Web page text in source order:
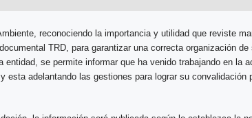
reconociendo la importancia y utilidad que reviste
TRD, para garantizar una correcta organización
entidad, se permite informar que ha venido trabajando en la
esta adelantando las gestiones para lograr su convalidación